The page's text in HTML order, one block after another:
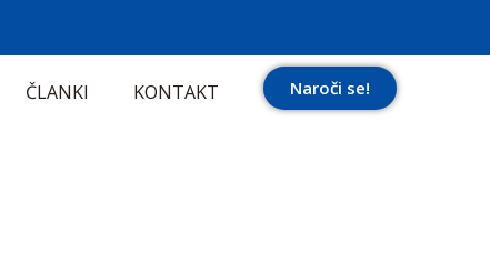
ČLANKI KONTAKT Naroči se!